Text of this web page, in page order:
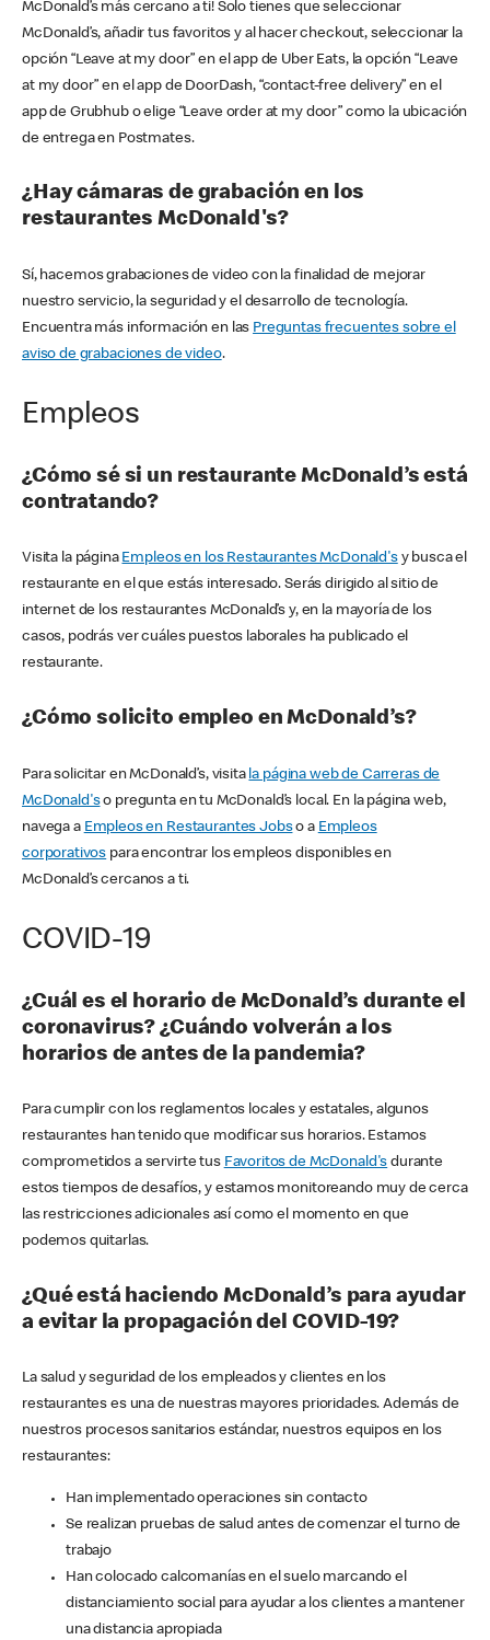
McDonald’s más cercano a ti! Solo tienes que seleccionar
McDonald’s, añadir tus favoritos y al hacer checkout, seleccionar la
opción “Leave at my door” en el app de Uber Eats, la opción “Leave
at my door” en el app de DoorDash, “contact-free delivery” en el
app de Grubhub o elige “Leave order at my door” como la ubicación
de entrega en Postmates.
¿Hay cámaras de grabación en los
restaurantes McDonald's?
Sí, hacemos grabaciones de video con la finalidad de mejorar
nuestro servicio, la seguridad y el desarrollo de tecnología.
Encuentra más información en las Preguntas frecuentes sobre el
aviso de grabaciones de video.
Empleos
¿Cómo sé si un restaurante McDonald’s está
contratando?
Visita la página Empleos en los Restaurantes McDonald'sy busca el
restaurante en el que estás interesado. Serás dirigido al sitio de
internet de los restaurantes McDonald’s y, en la mayoría de los
casos, podrás ver cuáles puestos laborales ha publicado el
restaurante.
¿Cómo solicito empleo en McDonald’s?
Para solicitar en McDonald’s, visita la página web de Carreras de
McDonald'so pregunta en tu McDonald’s local. En la página web,
navega a Empleos en Restaurantes Jobso a Empleos
corporativos para encontrar los empleos disponibles en
McDonald’s cercanos a ti.
COVID-19
¿Cuál es el horario de McDonald’s durante el
coronavirus? ¿Cuándo volverán a los
horarios de antes de la pandemia?
Para cumplir con los reglamentos locales y estatales, algunos
restaurantes han tenido que modificar sus horarios. Estamos
comprometidos a servirte tus Favoritos de McDonald's durante
estos tiempos de desafíos, y estamos monitoreando muy de cerca
las restricciones adicionales así como el momento en que
podemos quitarlas.
¿Qué está haciendo McDonald’s para ayudar
a evitar la propagación del COVID-19?
La salud y seguridad de los empleados y clientes en los
restaurantes es una de nuestras mayores prioridades. Además de
nuestros procesos sanitarios estándar, nuestros equipos en los
restaurantes:
Han implementado operaciones sin contacto
Se realizan pruebas de salud antes de comenzar el turno de
trabajo
Han colocado calcomanías en el suelo marcando el
distanciamiento social para ayudar a los clientes a mantener
una distancia apropiada